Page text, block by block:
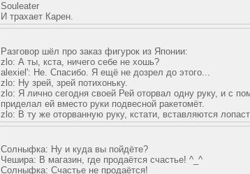
Souleater
И трахает Карен.
Разговор шёл про заказ фигурок из Японии:
zlo: А ты, кста, ничего себе не хошь?
alexiel': Не. Спасибо. Я ещё не дозрел до этого...
zlo: Ну зрей, зрей потихоньку.
zlo: Я лично сегодня своей Рей оторвал одну руку, и с
приделал ей вместо руки подвесной ракетомёт.
zlo: В ту же оторванную руку, кстати, вставляются
Солныфка: Ну и куда вы пойдёте?
Чешира: В магазин, где продаётся счастье! ^_^
Солныфка: Счастье не продаётся!